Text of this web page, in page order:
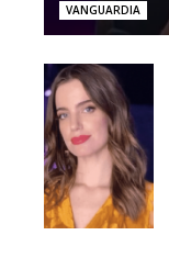
VANGUARDIA